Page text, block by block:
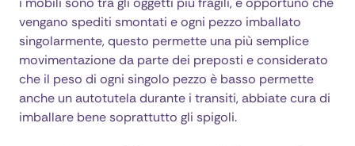
vengano spediti smontati e ogni pezzo imballato
singolarmente, questo permette una più semplice
movimentazione da parte dei preposti e considerato
che il peso di ogni singolo pezzo è basso permette
anche un autotutela durante i transiti, abbiate cura di
imballare bene soprattutto gli spigoli.